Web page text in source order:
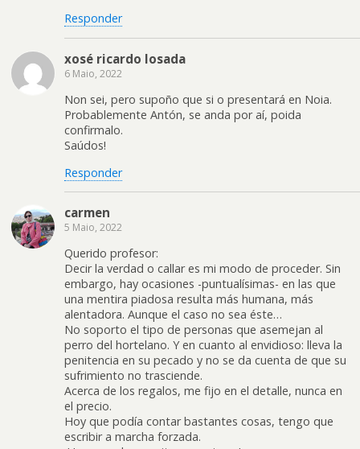
Responder
xosé ricardo losada
6 Maio, 2022
Non sei, pero supoño que si o presentará en Noia.
Probablemente Antón, se anda por aí, poida
confirmalo.
Saúdos!
Responder
carmen
5 Maio, 2022
Querido profesor:
Decir la verdad o callar es mi modo de proceder. Sin
embargo, hay ocasiones -puntualísimas- en las que
una mentira piadosa resulta más humana, más
alentadora. Aunque el caso no sea éste…
No soporto el tipo de personas que asemejan al
perro del hortelano. Y en cuanto al envidioso: lleva la
penitencia en su pecado y no se da cuenta de que su
sufrimiento no trasciende.
Acerca de los regalos, me fijo en el detalle, nunca en
el precio.
Hoy que podía contar bastantes cosas, tengo que
escribir a marcha forzada.